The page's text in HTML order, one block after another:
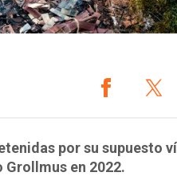
por su supuesto
en 2022.